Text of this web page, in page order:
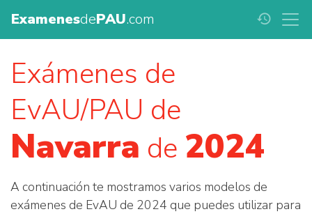
ExamenesdePAU.com history
Exámenes de
EvAU/PAU de
Navarra de 2024
A continuación te mostramos varios modelos de
exámenes de EvAU de 2024 que puedes utilizar para